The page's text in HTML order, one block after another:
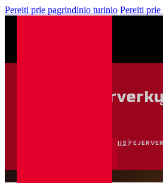
Pereiti prie pagrindinio turinio Pereiti prie
PAGRINDINIS |